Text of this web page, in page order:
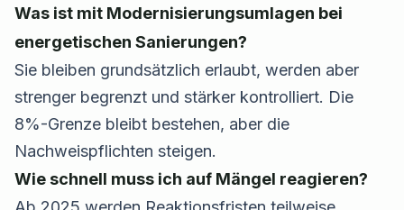
Was ist mit Modernisierungsumlagen bei
energetischen Sanierungen?
Sie bleiben grundsätzlich erlaubt, werden aber
strenger begrenzt und stärker kontrolliert. Die
8%-Grenze bleibt bestehen, aber die
Nachweispflichten steigen.
Wie schnell muss ich auf Mängel reagieren?